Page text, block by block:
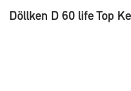
Döllken D 60 life Top